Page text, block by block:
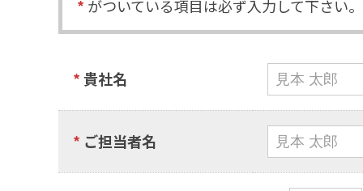
* がついている項目は必ず入力して下さい。
*貴社名
* ご担当者名